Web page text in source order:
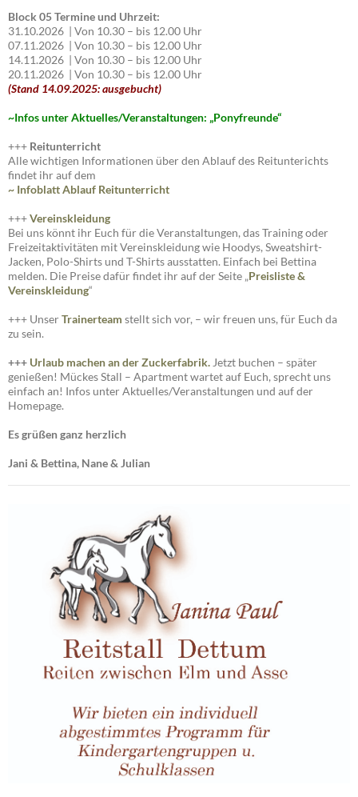
Block 05 Termine und Uhrzeit:
31.10.2026 | Von 10.30 – bis 12.00 Uhr
07.11.2026 | Von 10.30 – bis 12.00 Uhr
14.11.2026 | Von 10.30 – bis 12.00 Uhr
20.11.2026 | Von 10.30 – bis 12.00 Uhr
(Stand 14.09.2025: ausgebucht)
~Infos unter Aktuelles/Veranstaltungen: „Ponyfreunde“
+++ Reitunterricht
Alle wichtigen Informationen über den Ablauf des Reitunterichts
findet ihr auf dem
~ Infoblatt Ablauf Reitunterricht
+++Vereinskleidung
Bei uns könnt ihr Euch für die Veranstaltungen, das Training oder
Freizeitaktivitäten mit Vereinskleidung wie Hoodys, Sweatshirt-
Jacken, Polo-Shirts und T-Shirts ausstatten. Einfach bei Bettina
melden. Die Preise dafür findet ihr auf der Seite „Preisliste&
Vereinskleidung“
+++ UnserTrainerteam stellt sich vor, – wir freuen uns, für Euch da
zu sein.
+++ Urlaub machen an der Zuckerfabrik. Jetzt buchen – später
genießen! Mückes Stall – Apartment wartet auf Euch, sprecht uns
einfach an! Infos unter Aktuelles/Veranstaltungen und auf der
Homepage.
Es grüßen ganz herzlich
Jani & Bettina, Nane & Julian